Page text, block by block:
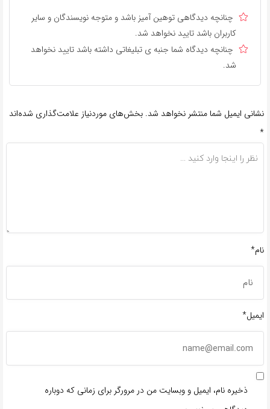
چنانچه دیدگاهی توهین آمیز باشد و متوجه نویسندگان و سایر
کاربران باشد تایید نخواهد شد.
چنانچه دیدگاه شما جنبه ی تبلیغاتی داشته باشد تایید نخواهد
شد.
نشانی ایمیل شما منتشر نخواهد شد. بخش‌های موردنیاز علامت‌گذاری شده‌اند
*
نام*
ایمیل*
ذخیره نام، ایمیل و وبسایت من در مرورگر برای زمانی که دوباره